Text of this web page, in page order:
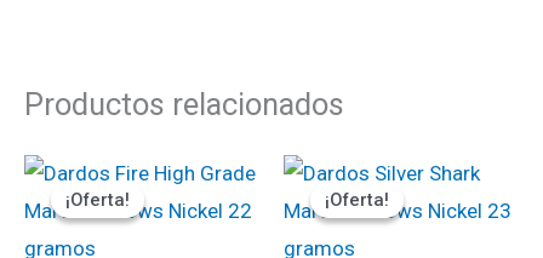
Productos relacionados
¡Oferta!
¡Oferta!
El
precio
original
El
precio
actual
¡Oferta!
¡Oferta!
El
precio
original
El
precio
actual